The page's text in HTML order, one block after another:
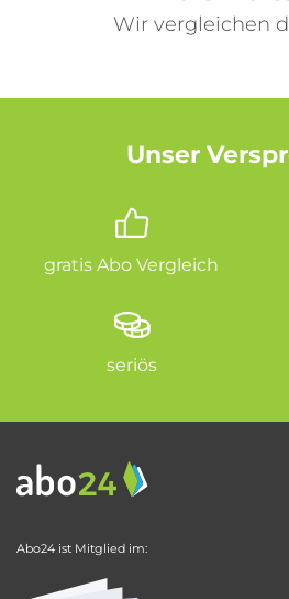
Wir vergleichen
Unser
gratis Abo Vergleich
seriös
Abo24 ist Mitglied im: